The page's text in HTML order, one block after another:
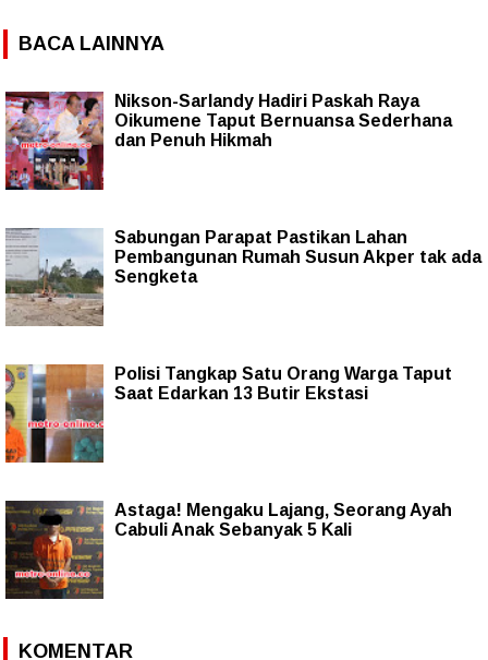
BACA LAINNYA
Nikson-Sarlandy Hadiri Paskah Raya
Oikumene Taput Bernuansa Sederhana
dan Penuh Hikmah
Sabungan Parapat Pastikan Lahan
Pembangunan Rumah Susun Akper tak ada
Sengketa
Polisi Tangkap Satu Orang Warga Taput
Saat Edarkan 13 Butir Ekstasi
Astaga! Mengaku Lajang, Seorang Ayah
Cabuli Anak Sebanyak 5 Kali
KOMENTAR